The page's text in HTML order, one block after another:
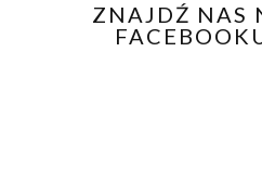
ZNAJDŹ NAS